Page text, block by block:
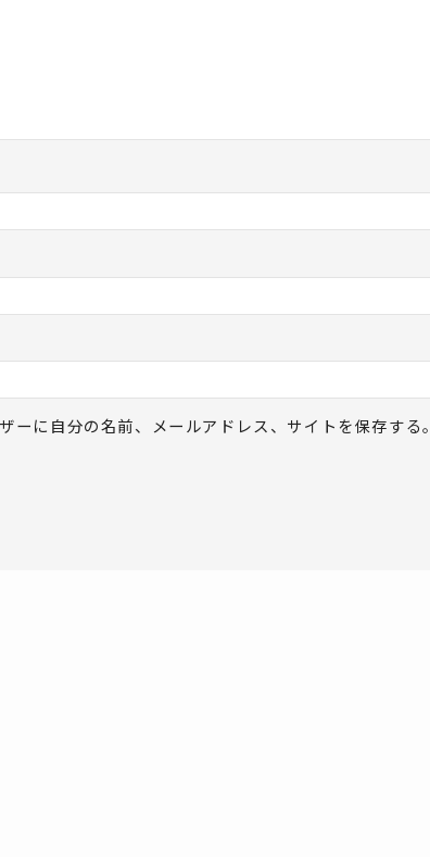
ーに自分の名前、メールアドレス、サイトを保存する。